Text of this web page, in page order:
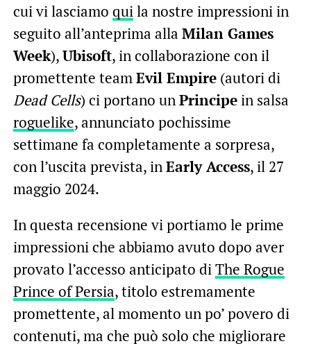
cui vi lasciamo quila nostre impressioni in
seguito all’anteprima alla Milan Games
Week),Ubisoft, in collaborazione con il
promettente teamEvil Empire(autori di
Dead Cells) ci portano unPrincipein salsa
roguelike, annunciato pochissime
settimane fa completamente a sorpresa,
con l’uscita prevista, inEarly Access, il 27
maggio 2024.
In questa recensione vi portiamo le prime
impressioni che abbiamo avuto dopo aver
provato l’accesso anticipato diThe Rogue
Prince of Persia, titolo estremamente
promettente, al momento un po’ povero di
contenuti, ma che può solo che migliorare